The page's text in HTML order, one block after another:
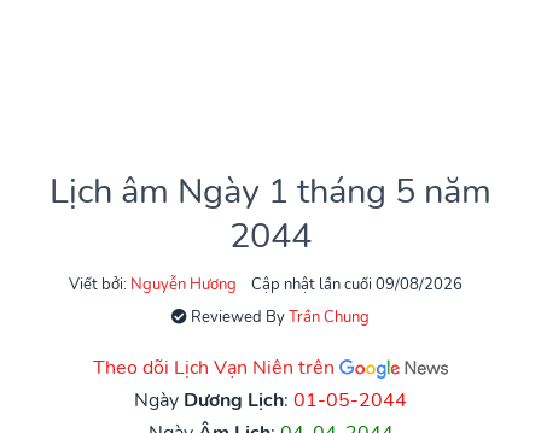
Lịch âm Ngày 1 tháng 5 năm
2044
Viết bởi: Nguyễn Hương
Cập nhật lần cuối 09/08/2026
Reviewed ByTrần Chung
Theo dõi Lịch Vạn Niên trên
Ngày Dương Lịch: 01-05-2044